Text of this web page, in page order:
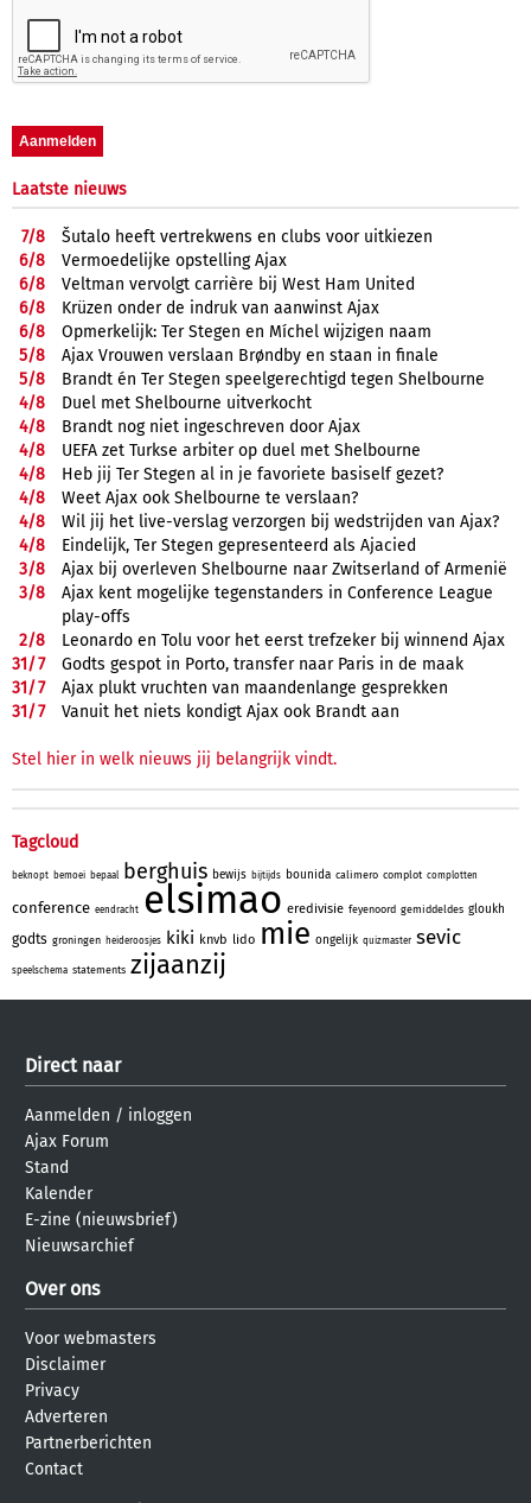
Laatste nieuws
7/8
Šutalo heeft vertrekwens en clubs voor uitkiezen
6/8
Vermoedelijke opstelling Ajax
6/8
Veltman vervolgt carrière bij West Ham United
6/8
Krüzen onder de indruk van aanwinst Ajax
6/8
Opmerkelijk: Ter Stegen en Míchel wijzigen naam
5/8
Ajax Vrouwen verslaan Brøndby en staan in finale
5/8
Brandt én Ter Stegen speelgerechtigd tegen Shelbourne
4/8
Duel met Shelbourne uitverkocht
4/8
Brandt nog niet ingeschreven door Ajax
4/8
UEFA zet Turkse arbiter op duel met Shelbourne
4/8
Heb jij Ter Stegen al in je favoriete basiself gezet?
4/8
Weet Ajax ook Shelbourne te verslaan?
4/8
Wil jij het live-verslag verzorgen bij wedstrijden van Ajax?
4/8
Eindelijk, Ter Stegen gepresenteerd als Ajacied
3/8
Ajax bij overleven Shelbourne naar Zwitserland of Armenië
3/8
Ajax kent mogelijke tegenstanders in Conference League
play-offs
2/8
Leonardo en Tolu voor het eerst trefzeker bij winnend Ajax
31/7
Godts gespot in Porto, transfer naar Paris in de maak
31/7
Ajax plukt vruchten van maandenlange gesprekken
31/7 Vanuit het niets kondigt Ajax ook Brandt aan
Stel hier in welk nieuws jij belangrijk vindt.
Tagcloud
beknopt bemoei bepaal berghuis bewijs bijtijds bounida calimero complot complotten
conference eendracht elsimao eredivisie feyenoord gemiddeldes gloukh
godts groningen heideroosjes kiki knvb lido mie ongelijk quizmaster sevic
speelschema statements zijaanzij
Direct naar
Aanmelden / inloggen
Ajax Forum
Stand
Kalender
E-zine (nieuwsbrief)
Nieuwsarchief
Over ons
Voor webmasters
Disclaimer
Privacy
Adverteren
Partnerberichten
Contact